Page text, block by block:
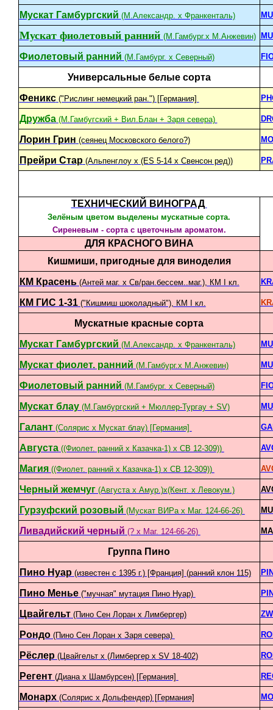
Мускат Гамбургский (М.Александр. х Франкенталь)
Мускат фиолетовый ранний (М.Гамбург.х М.Анжевин)
Фиолетовый ранний (М.Гамбург. х Северный)
Универсальные белые сорта
Феникс("Рислинг немецкий ран.") [Германия]
Дружба(М.Гамбугский + Вил.Блан + Заря севера)
Лорин Грин (сеянец Московского белого?)
Прейри Стар(Альпенглоу х (ES 5-14 x Свенсон ред))
ТЕХНИЧЕСКИЙ ВИНОГРАД
Зелёным цветом выделены мускатные сорта.
Сиреневым - сорта с цветочным ароматом.
ДЛЯ КРАСНОГО ВИНА
Кишмиши, пригодные для виноделия
КМ Красень(Антей маг. х Св/ран.бессем..маг.), КМ I кл.
КМ ГИС 1-31("Кишмиш шоколадный"), КМ I кл.
Мускатные красные сорта
Мускат Гамбургский (М.Александр. х Франкенталь)
Мускат фиолет. ранний (М.Гамбург.х М.Анжевин)
Фиолетовый ранний (М.Гамбург. х Северный)
Мускат блау(М.Гамбургский + Мюллер-Тургау + SV)
Галант (Солярис x Мускат блау) [Германия]
Августа((Фиолет. ранний х Казачка-1) х СВ 12-309))
Магия ((Фиолет. ранний х Казачка-1) х СВ 12-309))
Черный жемчуг(Августа х Амур.)х(Кент. х Левокум.)
Гурзуфский розовый (Мускат ВИРа х Маг. 124-66-26)
Ливадийский черный (? х Маг. 124-66-26)
Группа Пино
Пино Нуар (известен с 1395 г.) [Франция] (ранний клон 115)
Пино Менье ("мучная" мутация Пино Нуар)
Цвайгельт(Пино Сен Лоран х Лимбергер)
Рондо(Пино Сен Лоран х Заря севера)
Рёслер(Цвайгельт х (Лимбергер х SV 18-402)
Регент (Диана х Шамбурсен) [Германия]
Монарх (Солярис х Дольфендер) [Германия]